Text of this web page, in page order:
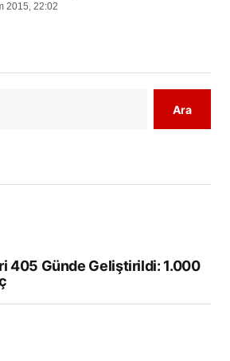
2015, 22:02
Ara
405 Günde Geliştirildi: 1.000